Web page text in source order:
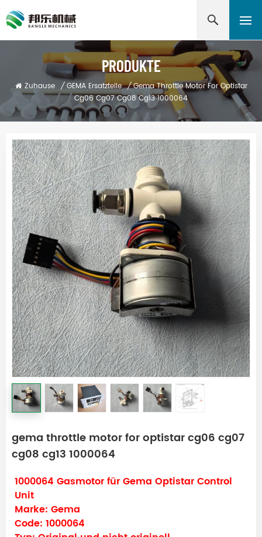
PRODUKTE
Zuhause / GEMA Ersatzteile / Gema Throttle Motor For Optistar
Cg06 Cg07 Cg08 Cg13 1000064
gema throttle motor for optistar cg06 cg07
cg08 cg13 1000064
1000064 Gasmotor für Gema Optistar Control
Unit
Marke: Gema
Code: 1000064